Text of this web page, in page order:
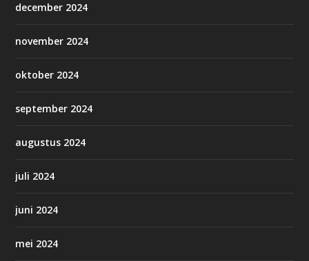
december 2024
november 2024
oktober 2024
september 2024
augustus 2024
juli 2024
juni 2024
mei 2024